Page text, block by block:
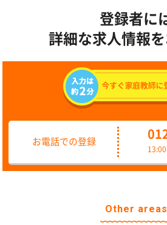
登録者に
詳細な求人情報を
お電話での登録
Other areas